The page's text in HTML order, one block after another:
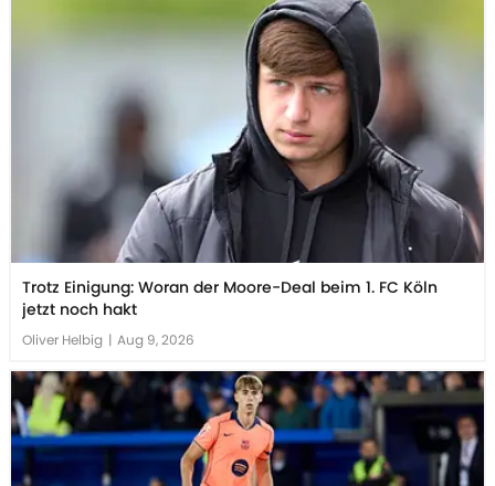
Trotz Einigung: Woran der Moore-Deal beim 1. FC Köln
jetzt noch hakt
Oliver Helbig | Aug 9, 2026